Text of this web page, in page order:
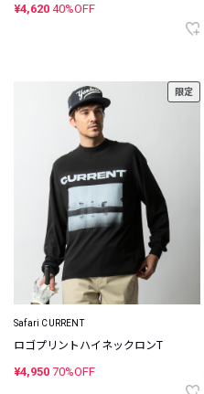
¥4,620 40%OFF
限定
Safari CURRENT
ロゴプリントハイネックロンT
¥4,950 70%OFF